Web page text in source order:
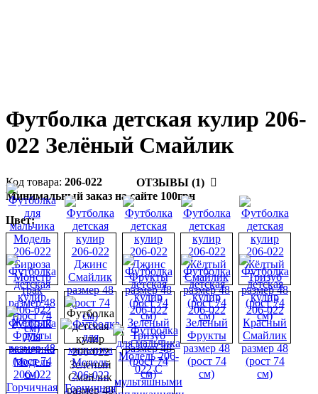
Футболка детская кулир 206-
022 Зелёный Смайлик
206-022
ОТЗЫВЫ (1)
Минимальный заказ на сайте 100грн
Цвет: